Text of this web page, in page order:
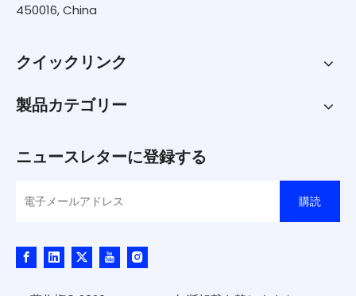
450016, China
クイックリンク
製品カテゴリー
ニュースレターに登録する
購読